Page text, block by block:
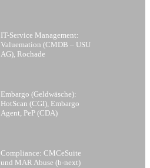
IT-Service Management:
Valuemation (CMDB – USU
AG), Rochade
Embargo (Geldwäsche):
HotScan (CGI), Embargo
Agent, PeP (CDA)
Compliance: CMCeSuite
und MAR Abuse (b-next)